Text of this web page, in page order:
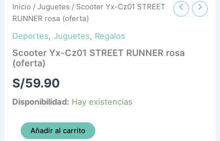
Inicio /Juguetes / Scooter Yx-Cz01 STREET
RUNNER rosa (oferta)
Deportes,Juguetes, Regalos
Scooter Yx-Cz01 STREET RUNNER rosa
(oferta)
S/59.90
Disponibilidad: Hay existencias
Añadir al carrito